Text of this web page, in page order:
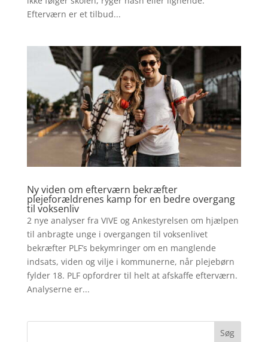
Efterværn er et tilbud...
Ny viden om efterværn bekræfter
plejeforældrenes kamp for en bedre overgang
til voksenliv
2 nye analyser fra VIVE og Ankestyrelsen om hjælpen
til anbragte unge i overgangen til voksenlivet
bekræfter PLF’s bekymringer om en manglende
indsats, viden og vilje i kommunerne, når plejebørn
fylder 18. PLF opfordrer til helt at afskaffe efterværn.
Analyserne er...
Søg